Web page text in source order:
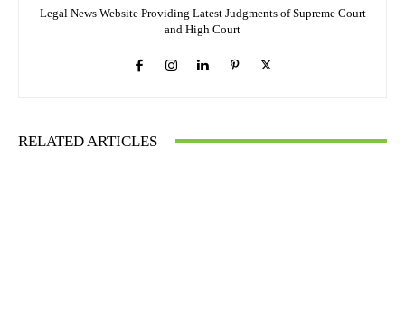
Legal News Website Providing Latest Judgments of Supreme Court
and High Court
RELATED ARTICLES